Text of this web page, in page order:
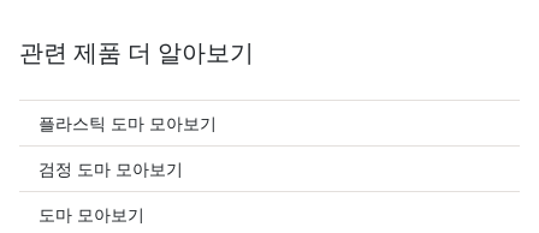
관련 제품 더 알아보기
플라스틱 도마 모아보기
검정 도마 모아보기
도마 모아보기